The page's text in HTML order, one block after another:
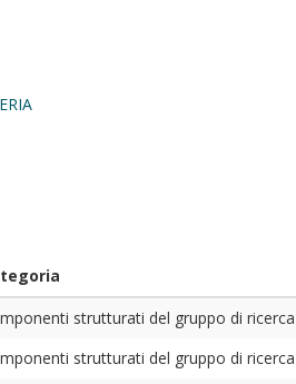
strutturati del gruppo di ricerca
strutturati del gruppo di ricerca